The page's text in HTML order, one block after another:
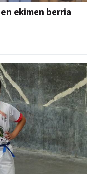
asteburu honetan